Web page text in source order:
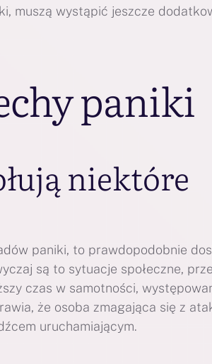
muszą wystąpić jeszcze
paniki
niektóre
paniki, to prawdopodobnie
są to sytuacje społeczne,
czas w samotności,
że osoba zmagająca się z
uruchamiającym.